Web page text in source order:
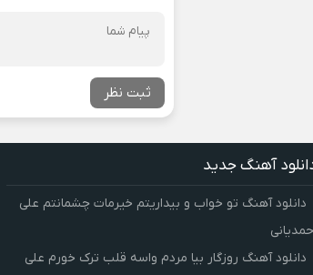
ثبت نظر
آهنگ جدید
دانلود آهنگ تو خواب و بیداریتم خیرمات چشمانتم علی
دانلود آهنگ روزگار بیا مردم واسه قلب ترک خورم علی